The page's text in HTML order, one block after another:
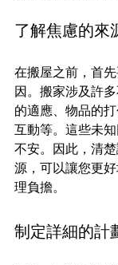
了解焦慮的來
在搬屋之前，首
因。搬家涉及許
的適應、物品的
互動等。這些未
不安。因此，清
源，可以讓您更
理負擔。
制定詳細的計